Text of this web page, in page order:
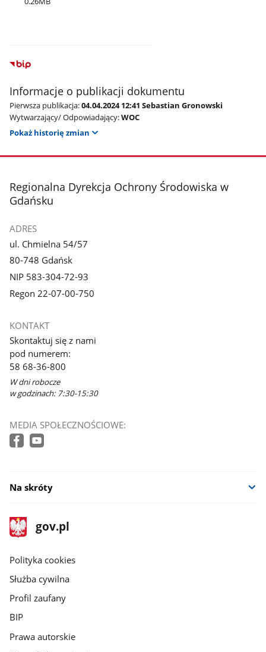
Informacje o publikacji dokumentu
Pierwsza publikacja:04.04.2024 12:41 Sebastian Gronowski
Wytwarzający/ Odpowiadający:WOC
Pokaż historię zmian
stopka
Regionalna Dyrekcja Ochrony Środowiska w
Gdańsku
ADRES
ul. Chmielna 54/57
80-748 Gdańsk
NIP 583-304-72-93
Regon 22-07-00-750
KONTAKT
Skontaktuj się z nami
pod numerem:
58 68-36-800
W dni robocze
w godzinach: 7:30-15:30
MEDIA SPOŁECZNOŚCIOWE:
Na skróty
stopka
gov.pl
Strona
gov.pl
gov.pl
Polityka cookies
Służba cywilna
Profil zaufany
BIP
Prawa autorskie